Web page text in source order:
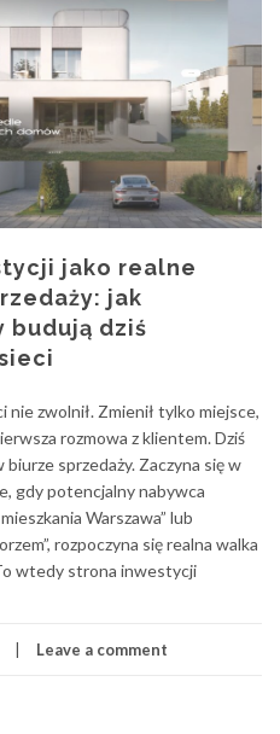
jako realne
jak
budują dziś
nie zwolnił. Zmienił tylko miejsce,
rozmowa z klientem. Dziś
biurze sprzedaży. Zaczyna się w
gdy potencjalny nabywca
Warszawa” lub
rozpoczyna się realna walka
wtedy strona inwestycji
Leave a comment